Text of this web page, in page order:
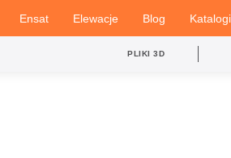
Ensat Elewacje Blog Katalogi
PLIKI 3D